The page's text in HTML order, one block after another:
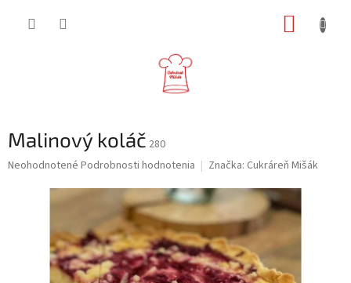
Malinový koláč 280
Priemerné
hviezdičiek.
Neohodnotené Podrobnosti hodnotenia Značka: Cukráreň Mišák